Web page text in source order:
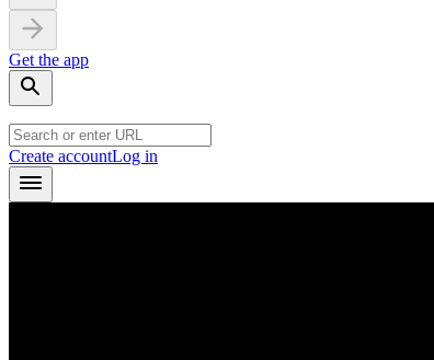
Get the app
Create accountLog in